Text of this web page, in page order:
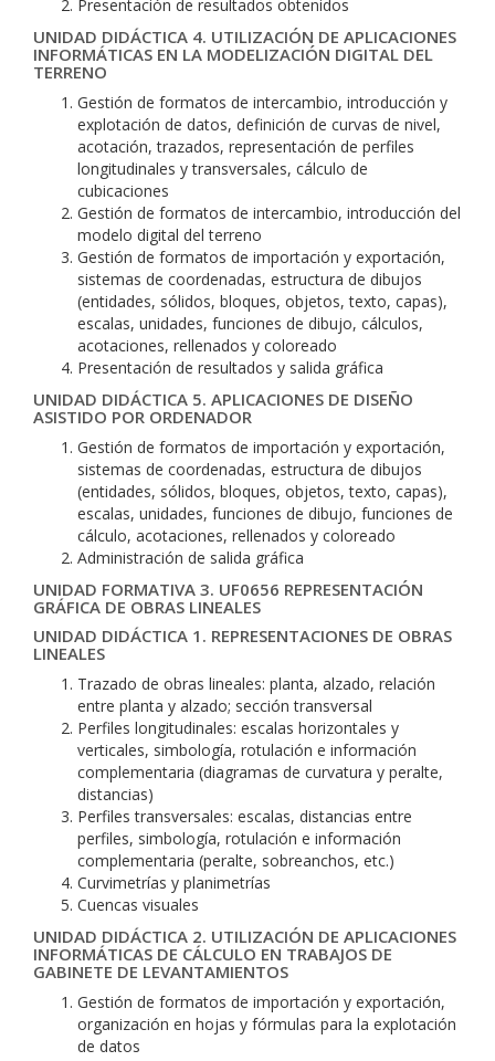
Presentación de resultados obtenidos
UNIDAD DIDÁCTICA 4. UTILIZACIÓN DE APLICACIONES
INFORMÁTICAS EN LA MODELIZACIÓN DIGITAL DEL
TERRENO
Gestión de formatos de intercambio, introducción y
explotación de datos, definición de curvas de nivel,
acotación, trazados, representación de perfiles
longitudinales y transversales, cálculo de
cubicaciones
Gestión de formatos de intercambio, introducción del
modelo digital del terreno
Gestión de formatos de importación y exportación,
sistemas de coordenadas, estructura de dibujos
(entidades, sólidos, bloques, objetos, texto, capas),
escalas, unidades, funciones de dibujo, cálculos,
acotaciones, rellenados y coloreado
Presentación de resultados y salida gráfica
UNIDAD DIDÁCTICA 5. APLICACIONES DE DISEÑO
ASISTIDO POR ORDENADOR
Gestión de formatos de importación y exportación,
sistemas de coordenadas, estructura de dibujos
(entidades, sólidos, bloques, objetos, texto, capas),
escalas, unidades, funciones de dibujo, funciones de
cálculo, acotaciones, rellenados y coloreado
Administración de salida gráfica
UNIDAD FORMATIVA 3. UF0656 REPRESENTACIÓN
GRÁFICA DE OBRAS LINEALES
UNIDAD DIDÁCTICA 1. REPRESENTACIONES DE OBRAS
LINEALES
Trazado de obras lineales: planta, alzado, relación
entre planta y alzado; sección transversal
Perfiles longitudinales: escalas horizontales y
verticales, simbología, rotulación e información
complementaria (diagramas de curvatura y peralte,
distancias)
Perfiles transversales: escalas, distancias entre
perfiles, simbología, rotulación e información
complementaria (peralte, sobreanchos, etc.)
Curvimetrías y planimetrías
Cuencas visuales
UNIDAD DIDÁCTICA 2. UTILIZACIÓN DE APLICACIONES
INFORMÁTICAS DE CÁLCULO EN TRABAJOS DE
GABINETE DE LEVANTAMIENTOS
Gestión de formatos de importación y exportación,
organización en hojas y fórmulas para la explotación
de datos